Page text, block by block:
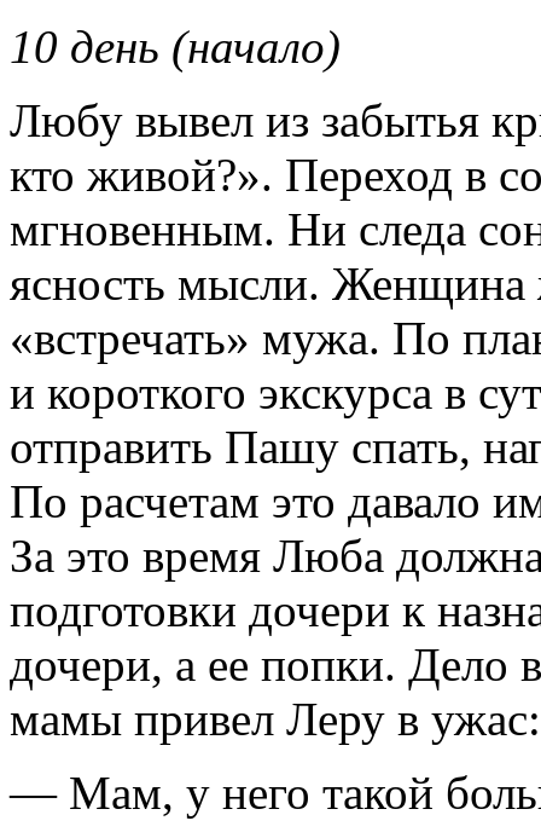
10 день (начало)
Любу вывел из забытья
кто живой?». Переход в
мгновенным. Ни следа
ясность мысли. Женщина
«встречать» мужа. По
и короткого экскурса в
отправить Пашу спать,
По расчетам это давало
За это время Люба
подготовки дочери к
дочери, а ее попки. Дело
мамы привел Леру в ужас:
— Мам, у него такой